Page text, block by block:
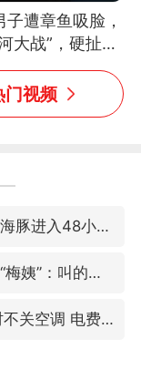
子遭章鱼吸脸，
大战”，硬扯加
方才挣脱
门视频
台风白海豚进入48小时警戒线
村民谈“梅姨”：叫的其实是“媒姨”
24小时不关空调 电费会更低吗